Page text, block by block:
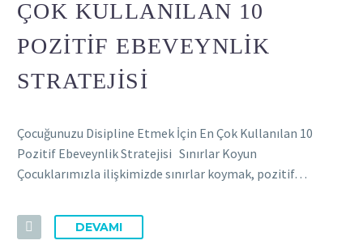
ÇOK KULLANILAN 10
POZITIF EBEVEYNLIK
STRATEJISI
Çocuğunuzu Disipline Etmek İçin En Çok Kullanılan 10
Pozitif Ebeveynlik Stratejisi Sınırlar Koyun
Çocuklarımızla ilişkimizde sınırlar koymak, pozitif…
DEVAMI